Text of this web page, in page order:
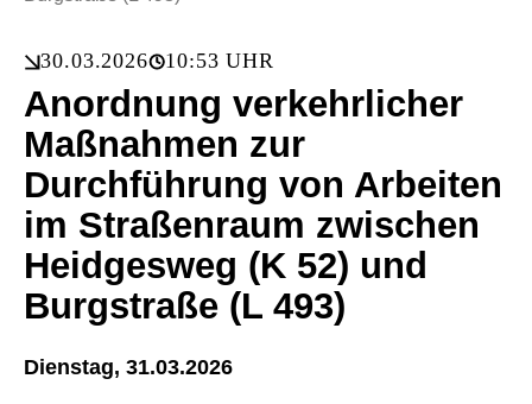
30.03.2026 10:53 UHR
Anordnung verkehrlicher
Maßnahmen zur
Durchführung von Arbeiten
im Straßenraum zwischen
Heidgesweg (K 52) und
Burgstraße (L 493)
Dienstag, 31.03.2026